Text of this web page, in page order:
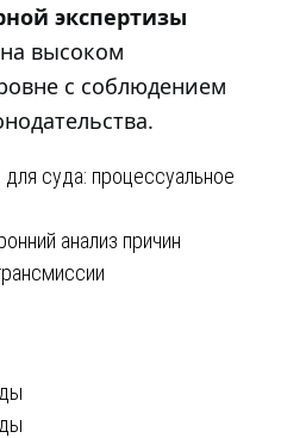
экспертизы
на высоком
с соблюдением
суда: процессуальное
анализ причин